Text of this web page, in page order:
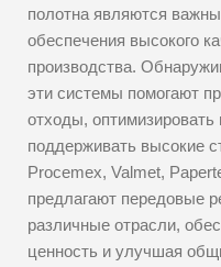
полотна являются
обеспечения высокого
производства.
эти системы помогают
отходы,
поддерживать высокие
Procemex, Valmet,
предлагают передовые
различные отрасли,
ценность и улучшая